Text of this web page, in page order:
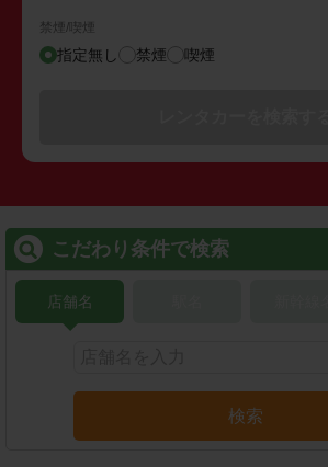
禁煙/喫煙
指定無し 禁煙 喫煙
こだわり条件で検索
店舗名
検索